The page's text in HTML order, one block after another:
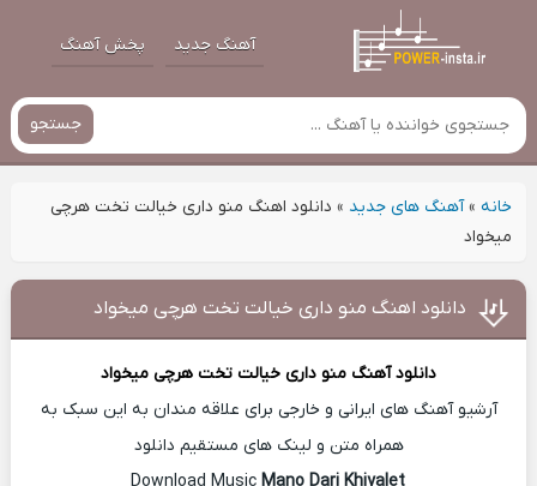
آهنگ جدید پخش آهنگ
جستجو
خانه»آهنگ های جدید » دانلود اهنگ منو داری خیالت تخت هرچی
میخواد
دانلود اهنگ منو داری خیالت تخت هرچی میخواد
دانلود آهنگ منو داری خیالت تخت هرچی میخواد
آرشیو آهنگ های ایرانی و خارجی برای علاقه مندان به این سبک به
همراه متن و لینک های مستقیم دانلود